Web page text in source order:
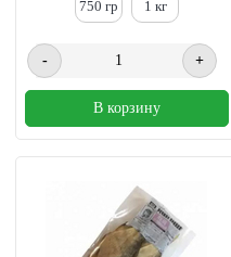
750 гр 1 кг
- +
В корзину